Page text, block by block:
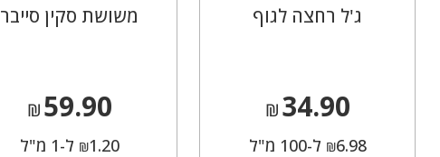
ג'ל רחצה לגוף
₪34.90
₪6.98 ל-100 מ"ל
משושת סקין סייבר
₪59.90
₪1.20 ל-1 מ"ל